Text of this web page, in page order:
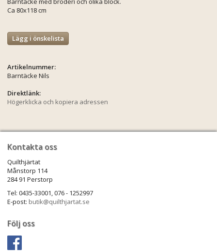
Ca 80x118 cm
Lägg i önskelista
Artikelnummer:
Barntäcke Nils
Direktlänk:
Högerklicka och kopiera adressen
Kontakta oss
Quilthjärtat
Månstorp 114
284 91 Perstorp
Tel: 0435-33001, 076 - 1252997
E-post: butik@quilthjartat.se
Följ oss